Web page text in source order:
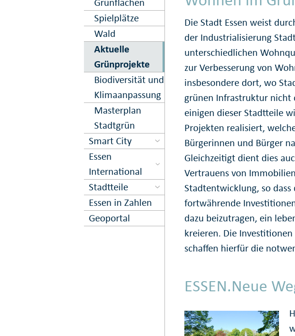
Spielplätze
Wald
Aktuelle
Grünprojekte
Biodiversität und
Klimaanpassung
Masterplan
Stadtgrün
Smart City
Essen
International
Stadtteile
Essen in Zahlen
Geoportal
Die Stadt Essen weist
der Industrialisierung
unterschiedlichen
zur Verbesserung von
insbesondere dort, wo
grünen Infrastruktur nicht
einigen dieser Stadtteile
Projekten realisiert,
Bürgerinnen und Bürger
Gleichzeitigt dient dies
Vertrauens von
Stadtentwicklung, so
fortwährende
dazu beizutragen, ein
kreieren. Die
schaffen hierfür die
ESSEN.Neue